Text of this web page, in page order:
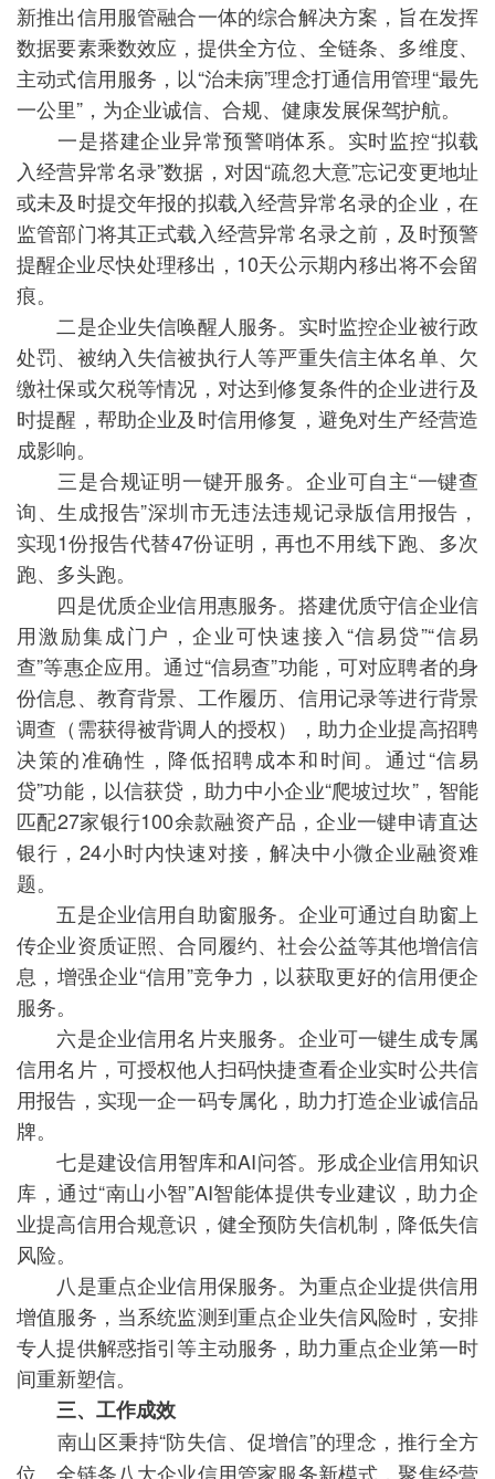
新推出信用服管融合一体的综合解决方案，旨在发挥
数据要素乘数效应，提供全方位、全链条、多维度、
主动式信用服务，以“治未病”理念打通信用管理“最先
一公里”，为企业诚信、合规、健康发展保驾护航。
一是搭建企业异常预警哨体系。实时监控“拟载
入经营异常名录”数据，对因“疏忽大意”忘记变更地址
或未及时提交年报的拟载入经营异常名录的企业，在
监管部门将其正式载入经营异常名录之前，及时预警
提醒企业尽快处理移出，10天公示期内移出将不会留
痕。
二是企业失信唤醒人服务。实时监控企业被行政
处罚、被纳入失信被执行人等严重失信主体名单、欠
缴社保或欠税等情况，对达到修复条件的企业进行及
时提醒，帮助企业及时信用修复，避免对生产经营造
成影响。
三是合规证明一键开服务。企业可自主“一键查
询、生成报告”深圳市无违法违规记录版信用报告，
实现1份报告代替47份证明，再也不用线下跑、多次
跑、多头跑。
四是优质企业信用惠服务。搭建优质守信企业信
用激励集成门户，企业可快速接入“信易贷”“信易
查”等惠企应用。通过“信易查”功能，可对应聘者的身
份信息、教育背景、工作履历、信用记录等进行背景
调查（需获得被背调人的授权），助力企业提高招聘
决策的准确性，降低招聘成本和时间。通过“信易
贷”功能，以信获贷，助力中小企业“爬坡过坎”，智能
匹配27家银行100余款融资产品，企业一键申请直达
银行，24小时内快速对接，解决中小微企业融资难
题。
五是企业信用自助窗服务。企业可通过自助窗上
传企业资质证照、合同履约、社会公益等其他增信信
息，增强企业“信用”竞争力，以获取更好的信用便企
服务。
六是企业信用名片夹服务。企业可一键生成专属
信用名片，可授权他人扫码快捷查看企业实时公共信
用报告，实现一企一码专属化，助力打造企业诚信品
牌。
七是建设信用智库和AI问答。形成企业信用知识
库，通过“南山小智”AI智能体提供专业建议，助力企
业提高信用合规意识，健全预防失信机制，降低失信
风险。
八是重点企业信用保服务。为重点企业提供信用
增值服务，当系统监测到重点企业失信风险时，安排
专人提供解惑指引等主动服务，助力重点企业第一时
间重新塑信。
三、工作成效
南山区秉持“防失信、促增信”的理念，推行全方
位、全链条八大企业信用管家服务新模式，聚焦经营